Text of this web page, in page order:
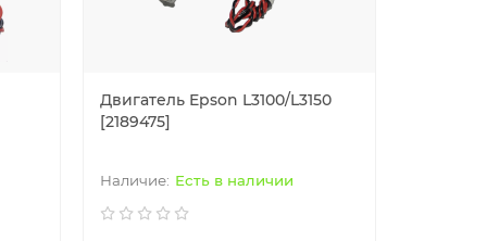
Двигатель Epson L3100/L3150
[2189475]
Есть в наличии